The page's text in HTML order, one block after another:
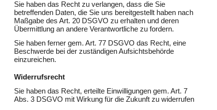
Sie haben das Recht zu verlangen, dass die Sie
betreffenden Daten, die Sie uns bereitgestellt haben nach
Maßgabe des Art. 20 DSGVO zu erhalten und deren
Übermittlung an andere Verantwortliche zu fordern.
Sie haben ferner gem. Art. 77 DSGVO das Recht, eine
Beschwerde bei der zuständigen Aufsichtsbehörde
einzureichen.
Widerrufsrecht
Sie haben das Recht, erteilte Einwilligungen gem. Art. 7
Abs. 3 DSGVO mit Wirkung für die Zukunft zu widerrufen